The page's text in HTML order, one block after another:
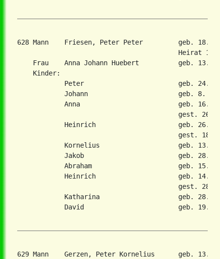
628 Mann    Friesen, Peter Peter         geb. 18.
Heirat 17.
Frau    Anna Johann Huebert          geb. 13.
    Kinder:
Peter                        geb. 24.
Johann                       geb. 8.
Anna                         geb. 16.
gest. 26.
Heinrich                     geb. 26.
gest. 18.
Kornelius                    geb. 13.
Jakob                        geb. 28.
Abraham                      geb. 15.
Heinrich                     geb. 14.
gest. 28.
Katharina                    geb. 28.
David                        geb. 19.
629 Mann    Gerzen, Peter Kornelius      geb. 13.